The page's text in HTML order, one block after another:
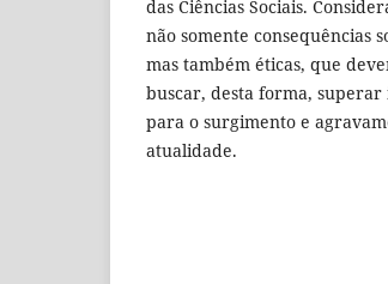
das Ciências Sociais.
não somente consequências
mas também éticas, que
buscar, desta forma,
para o surgimento e
atualidade.